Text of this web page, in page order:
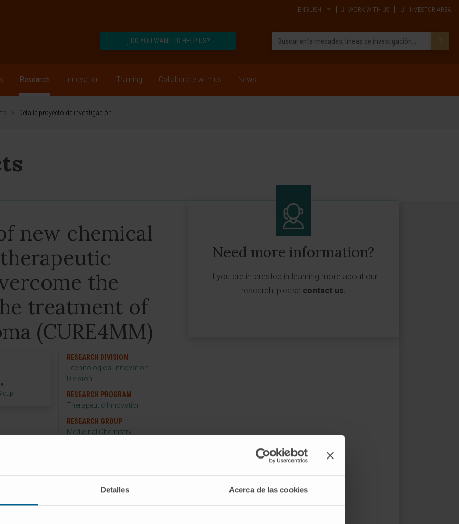
Detalles Acerca de las cookies
ENGLISH WORK WITH US INVESTOR AREA
DO YOU WANT TO HELP US?
Research Innovation Training Collaborate with us News
> Detalle proyecto de investigación
new chemical
the
treatment of
(CURE4MM)
RESEARCH DIVISION
Technological Innovation
Division
RESEARCH PROGRAM
Therapeutic Innovation
RESEARCH GROUP
Medicinal Chemistry
of new chemical and biological
Need more information?
If you are interested in learning more about our
research, please contact us.